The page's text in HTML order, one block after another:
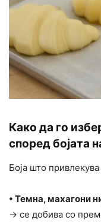
Како да го
според бојата
Боја што
• Темна, махагони
→ се добива со